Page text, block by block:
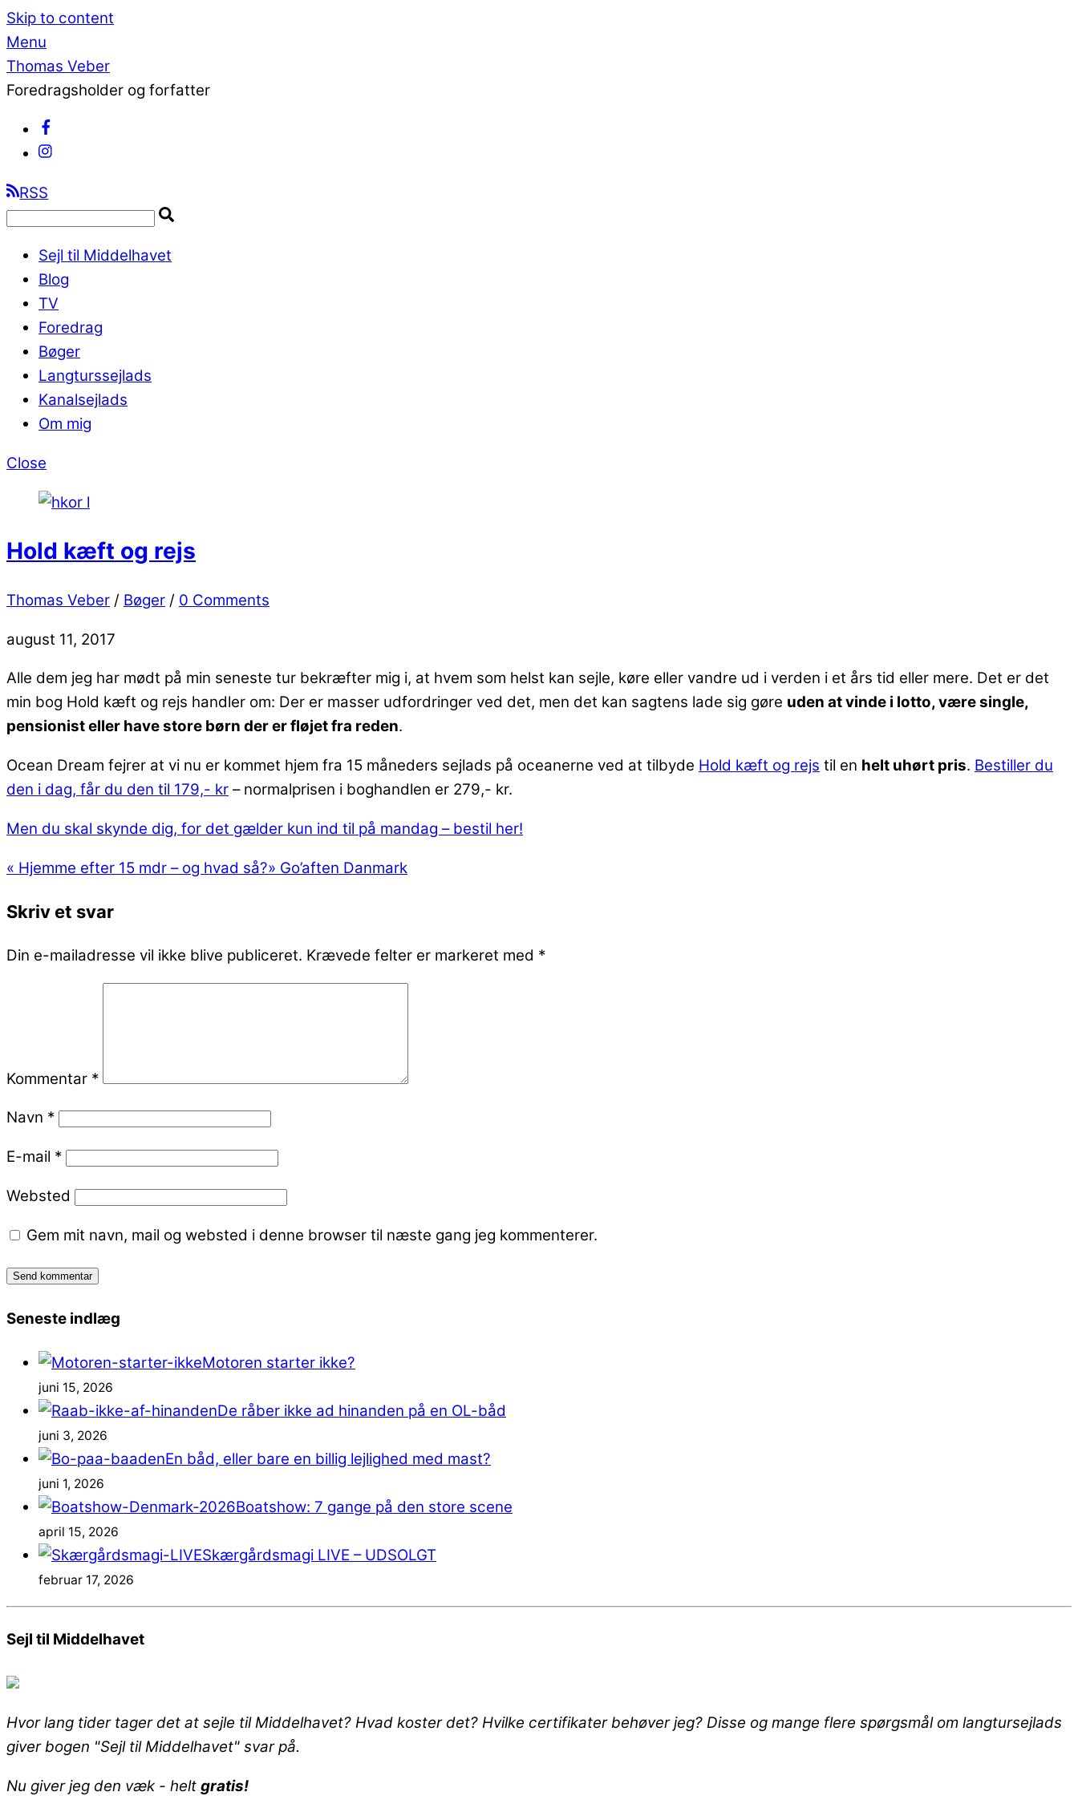
Skip to content
Menu
Thomas Veber
Foredragsholder og forfatter
RSS
Sejl til Middelhavet
Blog
TV
Foredrag
Bøger
Langturssejlads
Kanalsejlads
Om mig
Close
Hold kæft og rejs
Thomas Veber / Bøger / 0 Comments
august 11, 2017
Alle dem jeg har mødt på min seneste tur bekræfter mig i, at hvem som helst kan sejle, køre eller vandre ud i verden i et års tid eller mere. Det er det
min bog Hold kæft og rejs handler om: Der er masser udfordringer ved det, men det kan sagtens lade sig gøre uden at vinde i lotto, være single,
pensionist eller have store børn der er fløjet fra reden.
Ocean Dream fejrer at vi nu er kommet hjem fra 15 måneders sejlads på oceanerne ved at tilbyde Hold kæft og rejs til en helt uhørt pris. Bestiller du
den i dag, får du den til 179,- kr – normalprisen i boghandlen er 279,- kr.
Men du skal skynde dig, for det gælder kun ind til på mandag – bestil her!
« Hjemme efter 15 mdr – og hvad så?» Go’aften Danmark
Skriv et svar
Din e-mailadresse vil ikke blive publiceret. Krævede felter er markeret med *
Kommentar *
Navn *
E-mail *
Websted
Gem mit navn, mail og websted i denne browser til næste gang jeg kommenterer.
Seneste indlæg
Motoren starter ikke?
juni 15, 2026
De råber ikke ad hinanden på en OL-båd
juni 3, 2026
En båd, eller bare en billig lejlighed med mast?
juni 1, 2026
Boatshow: 7 gange på den store scene
april 15, 2026
Skærgårdsmagi LIVE – UDSOLGT
februar 17, 2026
Sejl til Middelhavet
Hvor lang tider tager det at sejle til Middelhavet? Hvad koster det? Hvilke certifikater behøver jeg? Disse og mange flere spørgsmål om langtursejlads
giver bogen "Sejl til Middelhavet" svar på.
Nu giver jeg den væk - helt gratis!